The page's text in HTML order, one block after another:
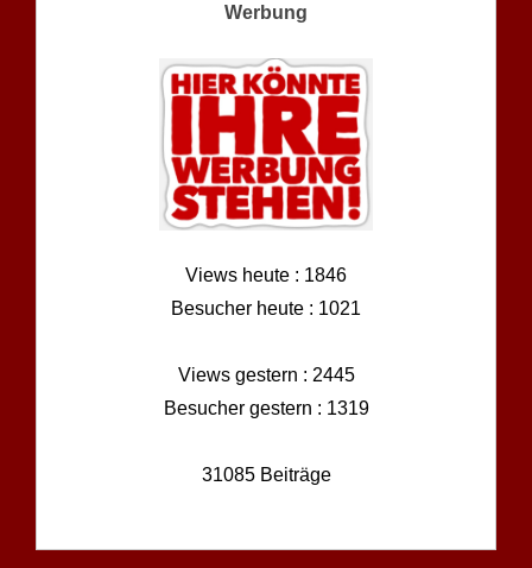
Werbung
Views heute : 1846
Besucher heute : 1021
Views gestern : 2445
Besucher gestern : 1319
31085 Beiträge